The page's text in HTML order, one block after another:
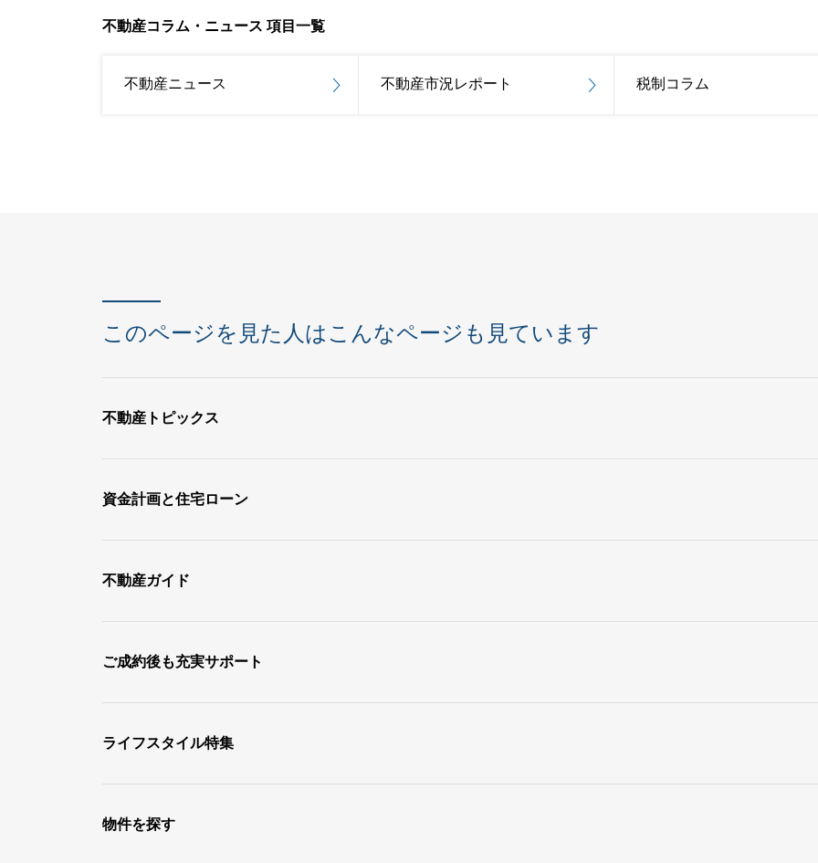
不動産コラム・ニュース 項目一覧
不動産ニュース 不動産市況レポート 税制コラム
このページを見た人はこんなページも見ています
不動産トピックス
資金計画と住宅ローン
不動産ガイド
ご成約後も充実サポート
ライフスタイル特集
物件を探す